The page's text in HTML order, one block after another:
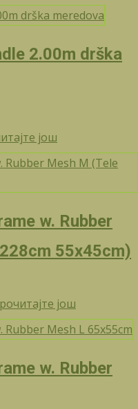
2.00m drška
још
w. Rubber
55x45cm)
још
w. Rubber